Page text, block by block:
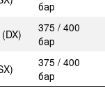
бар
375 / 400
бар
375 / 400
бар